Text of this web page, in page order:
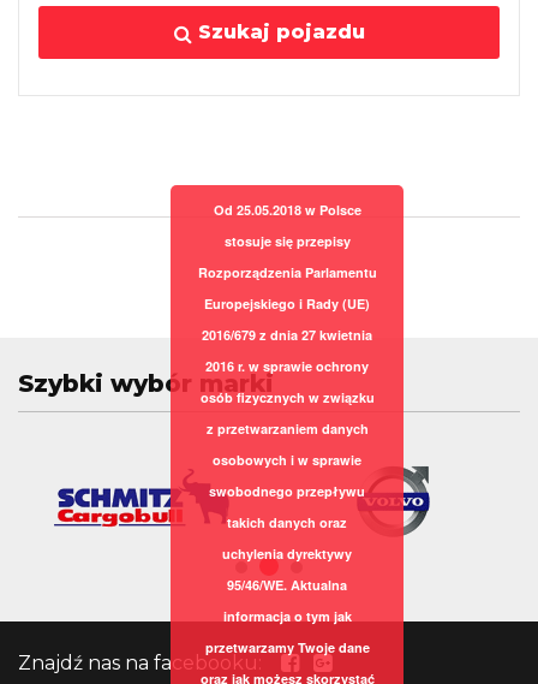
Szukaj pojazdu
Szybki wybór marki
Znajdź nas na facebooku:
Od 25.05.2018 w Polsce
stosuje się przepisy
Rozporządzenia Parlamentu
Europejskiego i Rady (UE)
2016/679 z dnia 27 kwietnia
2016 r. w sprawie ochrony
osób fizycznych w związku
z przetwarzaniem danych
osobowych i w sprawie
swobodnego przepływu
takich danych oraz
uchylenia dyrektywy
95/46/WE. Aktualna
informacja o tym jak
przetwarzamy Twoje dane
oraz jak możesz skorzystać